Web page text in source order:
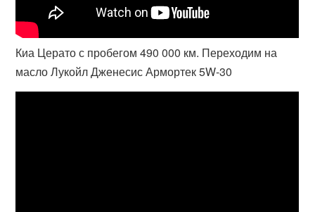
Киа Церато с пробегом 490 000 км. Переходим на
масло Лукойл Дженесис Армортек 5W-30